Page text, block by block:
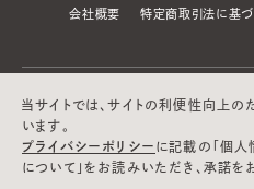
会社概要 特定商取引法に基づ
当サイトでは、サイトの利便性向上
います。
プライバシーポリシー に記載の「個人
について」をお読みいただき、承諾を